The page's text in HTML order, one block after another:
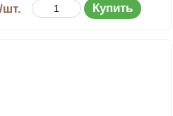
шт. Купить